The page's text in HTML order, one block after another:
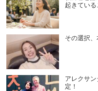
起きている
その選択
アレクサ
定！